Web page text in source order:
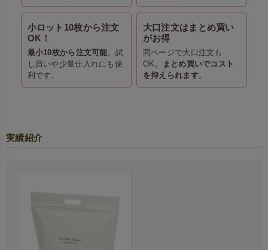
小ロット10枚から注文
OK！
最小10枚から注文可能。試
し買いや少量仕入れにも便
利です。
大口注文はまとめ買い
がお得
同ページで大口注文も
OK。
まとめ買いでコスト
を抑えられます。
実績紹介